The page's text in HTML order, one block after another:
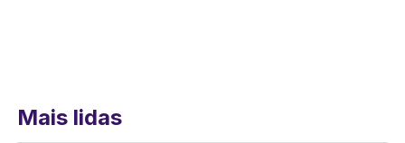
Mais lidas